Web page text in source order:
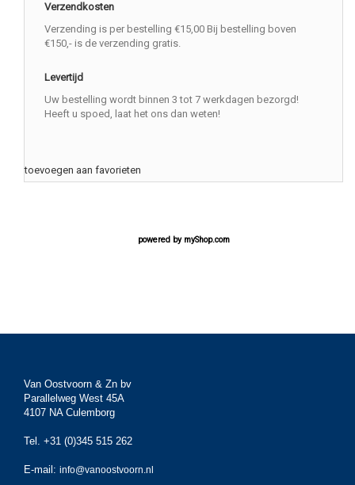
Verzendkosten
Verzending is per bestelling €15,00 Bij bestelling boven
€150,- is de verzending gratis.
Levertijd
Uw bestelling wordt binnen 3 tot 7 werkdagen bezorgd!
Heeft u spoed, laat het ons dan weten!
toevoegen aan favorieten
powered by myShop.com
Van Oostvoorn & Zn bv
Parallelweg West 45A
4107 NA Culemborg
Tel. +31 (0)345 515 262
E-mail: info@vanoostvoorn.nl